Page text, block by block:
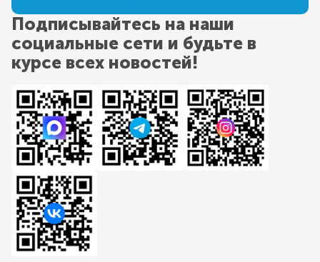
Подписывайтесь на наши
социальные сети и будьте в
курсе всех новостей!